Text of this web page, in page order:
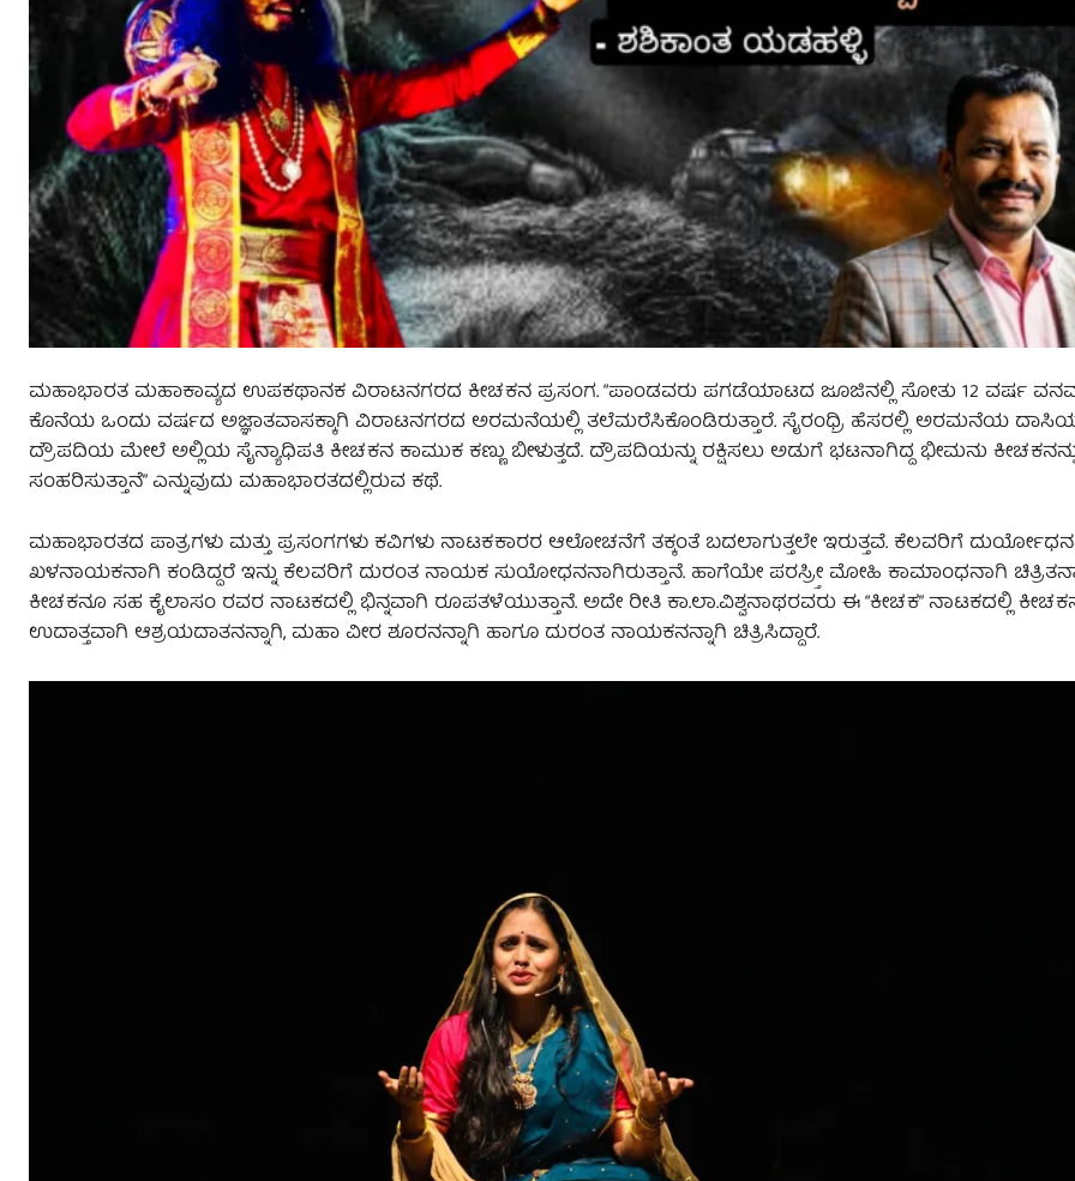
ಮಹಾಭಾರತ ಮಹಾಕಾವ್ಯದ ಉಪಕಥಾನಕ ವಿರಾಟನಗರದ ಕೀಚಕನ ಪ್ರಸಂಗ. “ಪಾಂಡವರು ಪಗಡೆಯಾಟದ ಜೂಜಿನಲ್ಲಿ ಸೋತು 12 ವರ್ಷ
ಕೊನೆಯ ಒಂದು ವರ್ಷದ ಅಜ್ಞಾತವಾಸಕ್ಕಾಗಿ ವಿರಾಟನಗರದ ಅರಮನೆಯಲ್ಲಿ ತಲೆಮರೆಸಿಕೊಂಡಿರುತ್ತಾರೆ. ಸೈರಂಧ್ರಿ ಹೆಸರಲ್ಲಿ ಅರಮನೆಯ
ದ್ರೌಪದಿಯ ಮೇಲೆ ಅಲ್ಲಿಯ ಸೈನ್ಯಾಧಿಪತಿ ಕೀಚಕನ ಕಾಮುಕ ಕಣ್ಣು ಬೀಳುತ್ತದೆ. ದ್ರೌಪದಿಯನ್ನು ರಕ್ಷಿಸಲು ಅಡುಗೆ ಭಟನಾಗಿದ್ದ ಭೀಮನು
ಸಂಹರಿಸುತ್ತಾನೆ” ಎನ್ನುವುದು ಮಹಾಭಾರತದಲ್ಲಿರುವ ಕಥೆ.
ಮಹಾಭಾರತದ ಪಾತ್ರಗಳು ಮತ್ತು ಪ್ರಸಂಗಗಳು ಕವಿಗಳು ನಾಟಕಕಾರರ ಆಲೋಚನೆಗೆ ತಕ್ಕಂತೆ ಬದಲಾಗುತ್ತಲೇ ಇರುತ್ತವೆ. ಕೆಲವರಿಗೆ ದುರ್ಯೋಧನ
ಖಳನಾಯಕನಾಗಿ ಕಂಡಿದ್ದರೆ ಇನ್ನು ಕೆಲವರಿಗೆ ದುರಂತ ನಾಯಕ ಸುಯೋಧನನಾಗಿರುತ್ತಾನೆ. ಹಾಗೆಯೇ ಪರಸ್ರ್ತೀ ಮೋಹಿ ಕಾಮಾಂಧನಾಗಿ
ಕೀಚಕನೂ ಸಹ ಕೈಲಾಸಂ ರವರ ನಾಟಕದಲ್ಲಿ ಭಿನ್ನವಾಗಿ ರೂಪತಳೆಯುತ್ತಾನೆ. ಅದೇ ರೀತಿ ಕಾ.ಲಾ.ವಿಶ್ವನಾಥರವರು ಈ “ಕೀಚಕ” ನಾಟಕದಲ್ಲಿ
ಉದಾತ್ತವಾಗಿ ಆಶ್ರಯದಾತನನ್ನಾಗಿ, ಮಹಾ ವೀರ ಶೂರನನ್ನಾಗಿ ಹಾಗೂ ದುರಂತ ನಾಯಕನನ್ನಾಗಿ ಚಿತ್ರಿಸಿದ್ದಾರೆ.